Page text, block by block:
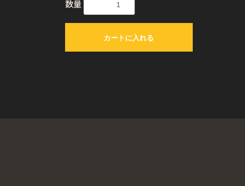
数量
カートに入れる